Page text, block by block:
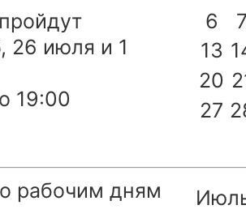
26 июля и 1
19:00
6
13
20
27
рабочим дням